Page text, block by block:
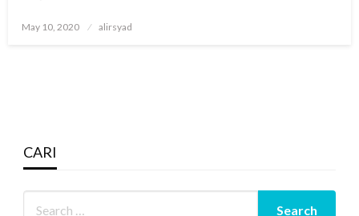
Posted
May 10, 2020 alirsyad
CARI